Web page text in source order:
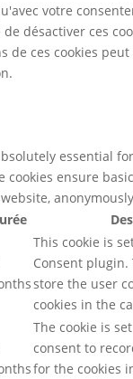
votre
désactiver ces
de ces cookies
essential
cookies ensure
This cookie is
Consent plugin.
store the user
cookies in the
The cookie is
consent to
for the cookies